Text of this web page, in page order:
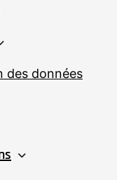
des données